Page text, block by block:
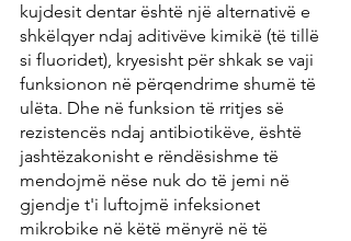
kujdesit dentar është një alternativë e
shkëlqyer ndaj aditivëve kimikë (të tillë
si fluoridet), kryesisht për shkak se vaji
funksionon në përqendrime shumë të
ulëta. Dhe në funksion të rritjes së
rezistencës ndaj antibiotikëve, është
jashtëzakonisht e rëndësishme të
mendojmë nëse nuk do të jemi në
gjendje t'i luftojmë infeksionet
mikrobike në këtë mënyrë në të